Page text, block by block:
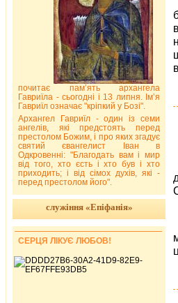
почитає пам’ять архангела
Гавриїла - сьогодні і 13 липня. Ім’я
Гавриїл означає "кріпкий у Бозі".
Архангел Гавриїл - один із семи
ангелів, які предстоять перед
престолом Божим, і про яких згадує
святий євангелист Іван в
Одкровенні: "Благодать вам і мир
від того, хто єсть і хто був і хто
приходить; і від сімох духів, які -
перед престолом його".
служіння «Епіфанія»
СЕРЦЯ ЛІКУЄ ЛЮБОВ!